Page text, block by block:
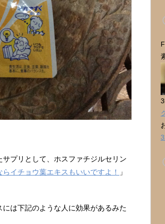
プリとして、ホスファチジルセリン
らイチョウ葉エキスもいいですよ！
」
は下記のような人に効果があるみた